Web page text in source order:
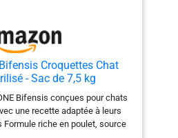
Croquettes Chat
- Sac de 7,5 kg
Bifensis conçues pour chats
une recette adaptée à leurs
riche en poulet, source